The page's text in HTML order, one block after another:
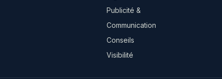
Publicité &
Communication
Conseils
Visibilité